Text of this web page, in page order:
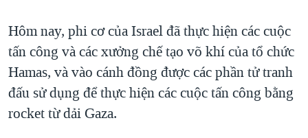
ĐỜI SỐNG
KINH TẾ
KHOA HỌC
SỨC KHOẺ
MỘT NĂM CHIẾN TRANH TẠI DẢI GAZA
GIẢI MÃ VÀNH ĐAI & CON ĐƯỜNG
NGÀY TỊ NẠN THẾ GIỚI
TRỊNH VĨNH BÌNH - NGƯỜI HẠ 'BÊN THẮNG CUỘC'
NGHE
MẠNG XÃ HỘI
Hôm nay, phi cơ của Israel đã thực hiện các cuộc
tấn công và các xưởng chế tạo võ khí của tổ chức
Hamas, và vào cánh đồng được các phần tử tranh
đấu sử dụng để thực hiện các cuộc tấn công bằng
rocket từ dải Gaza.